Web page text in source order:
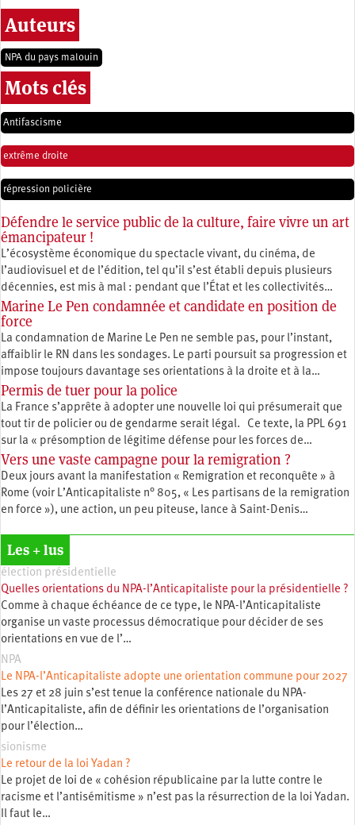
Auteurs
NPA du pays malouin
Mots clés
Antifascisme
extrême droite
répression policière
Défendre le service public de la culture, faire vivre un art
émancipateur !
L’écosystème économique du spectacle vivant, du cinéma, de
l’audiovisuel et de l’édition, tel qu’il s’est établi depuis plusieurs
décennies, est mis à mal : pendant que l’État et les collectivités…
Marine Le Pen condamnée et candidate en position de
force
La condamnation de Marine Le Pen ne semble pas, pour l’instant,
affaiblir le RN dans les sondages. Le parti poursuit sa progression et
impose toujours davantage ses orientations à la droite et à la…
Permis de tuer pour la police
La France s’apprête à adopter une nouvelle loi qui présumerait que
tout tir de policier ou de gendarme serait légal. Ce texte, la PPL 691
sur la « présomption de légitime défense pour les forces de…
Vers une vaste campagne pour la remigration ?
Deux jours avant la manifestation « Remigration et reconquête » à
Rome (voir L’Anticapitaliste n° 805, « Les partisans de la remigration
en force »), une action, un peu piteuse, lance à Saint-Denis…
Les + lus
élection présidentielle
Quelles orientations du NPA-l’Anticapitaliste pour la présidentielle ?
Comme à chaque échéance de ce type, le NPA-l’Anticapitaliste
organise un vaste processus démocratique pour décider de ses
orientations en vue de l’…
NPA
Le NPA-l’Anticapitaliste adopte une orientation commune pour 2027
Les 27 et 28 juin s’est tenue la conférence nationale du NPA-
l’Anticapitaliste, afin de définir les orientations de l’organisation
pour l’élection…
sionisme
Le retour de la loi Yadan ?
Le projet de loi de « cohésion républicaine par la lutte contre le
racisme et l’antisémitisme » n’est pas la résurrection de la loi Yadan.
Il faut le…